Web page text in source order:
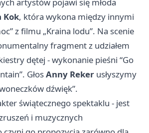
artystów pojawi się młoda
Kok, która wykona między innymi
z filmu „Kraina lodu”. Na scenie
fragment z udziałem
dętej - wykonanie pieśni “Go
GłosAnny Reker usłyszymy
dźwięk”.
świątecznego spektaklu - jest
i muzycznych